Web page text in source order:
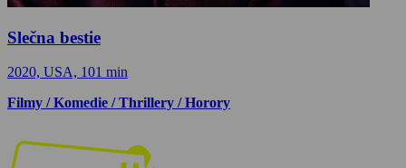
Slečna bestie
2020, USA, 101 min
Filmy / Komedie / Thrillery / Horory